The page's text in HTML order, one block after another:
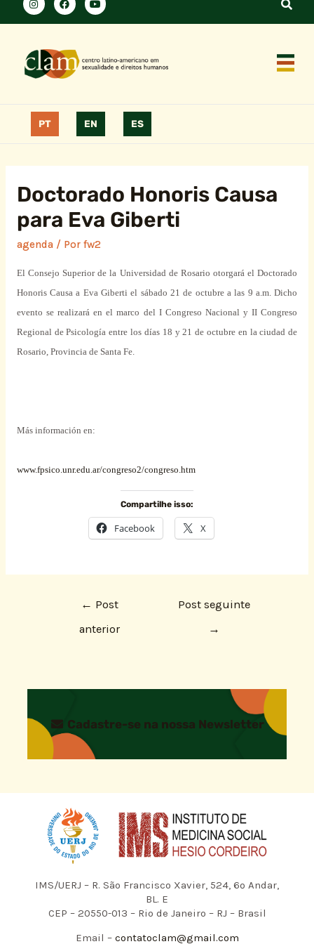
PT EN ES
Doctorado Honoris Causa
para Eva Giberti
agenda/ Por fw2
El Consejo Superiordela Universidad de Rosario otorgará el Doctorado
HonorisCausa a Eva Giberti el sábado 21 de octubre a las 9 a.m. Dicho
evento se realizará en elmarco del I Congreso Nacional y II Congreso
Regional de Psicologíaentre los días 18 y 21 de octubre en la ciudad de
Rosario, Provincia de SantaFe.
Más información en:
www.fpsico.unr.edu.ar/congreso2/congreso.htm
Compartilhe isso:
Facebook X
← Post
anterior
Post seguinte
→
Cadastre-se na nossa Newsletter
IMS/UERJ – R. São Francisco Xavier, 524, 6º Andar,
BL. E
CEP – 20550-013 – Rio de Janeiro – RJ – Brasil
Email –contatoclam@gmail.com